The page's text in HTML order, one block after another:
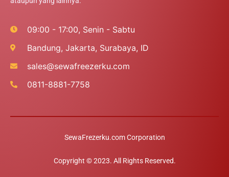
09:00 - 17:00, Senin - Sabtu
Bandung, Jakarta, Surabaya, ID
sales@sewafreezerku.com
0811-8881-7758
SewaFrezerku.com Corporation
Copyright © 2023. All Rights Reserved.
Konsultasi